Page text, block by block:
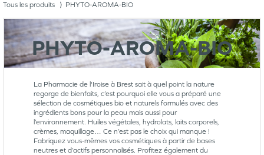
Tous les produits PHYTO-AROMA-BIO
PHYTO-AROMA-BIO
La Pharmacie de l'Iroise à Brest sait à quel point la nature
regorge de bienfaits, c’est pourquoi elle vous a préparé une
sélection de cosmétiques bio et naturels formulés avec des
ingrédients bons pour la peau mais aussi pour
l’environnement. Huiles végétales, hydrolats, laits corporels,
crèmes, maquillage… Ce n’est pas le choix qui manque !
Fabriquez vous-mêmes vos cosmétiques à partir de bases
neutres et d’actifs personnalisés. Profitez également du